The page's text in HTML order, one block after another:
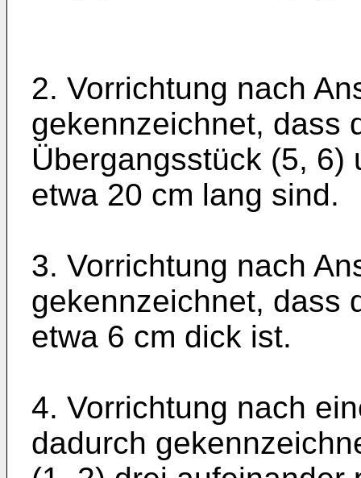
2. Vorrichtung nach
gekennzeichnet, dass
Übergangsstück (5, 6)
etwa 20 cm lang sind.
3. Vorrichtung nach
gekennzeichnet, dass
etwa 6 cm dick ist.
4. Vorrichtung nach
dadurch